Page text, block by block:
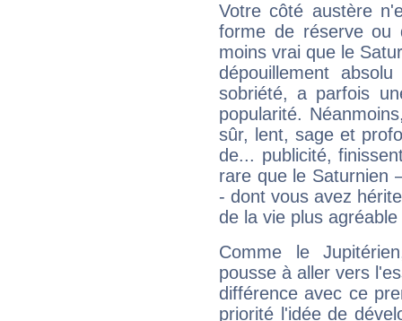
Votre côté austère
forme de réserve
moins vrai que le
dépouillement
sobriété, a parfois
popularité.
sûr, lent, sage et
de... publicité,
rare que le Saturnien
- dont vous avez
de la vie plus
Comme le
pousse à aller vers
différence avec ce
priorité l'idée de